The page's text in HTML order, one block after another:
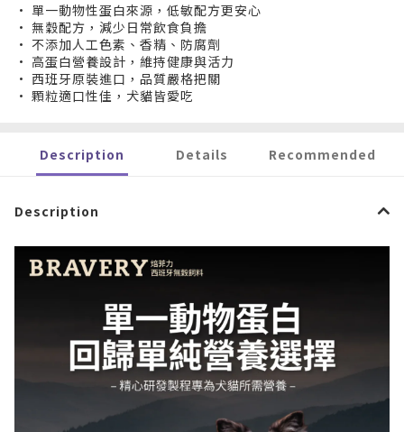
• 單一動物性蛋白來源，低敏配方更安心
• 無穀配方，減少日常飲食負擔
• 不添加人工色素、香精、防腐劑
• 高蛋白營養設計，維持健康與活力
• 西班牙原裝進口，品質嚴格把關
• 顆粒適口性佳，犬貓皆愛吃
Description Details Recommended
Description